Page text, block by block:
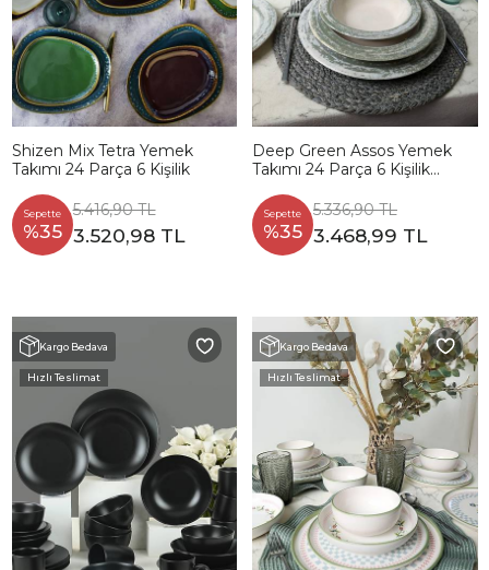
Shizen Mix Tetra Yemek
Takımı 24 Parça 6 Kişilik
Sepette
%35
5.416,90 TL
3.520,98 TL
Deep Green Assos Yemek
Takımı 24 Parça 6 Kişilik
Sepette
%35
5.336,90 TL
3.468,99 TL
Kargo Bedava
Hızlı Teslimat
Kargo Bedava
Hızlı Teslimat